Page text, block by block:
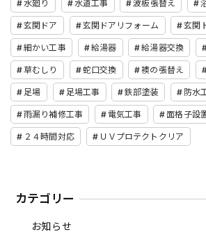
水廻り 水道工事 波板張替え
玄関ドア 玄関ドアリフォーム 玄関
細かい工事 給湯器 給湯器交換
草むしり 蛇口交換 襖の張替え
足場 足場工事 鉄部塗装 防水
雨漏り補修工事 電気工事 面格子設
２４時間対応 ＵＶプロテクトクリア
カテゴリー
お知らせ